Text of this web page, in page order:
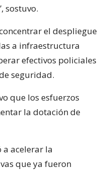
sostuvo.
el despliegue
a infraestructura
efectivos policiales
seguridad.
que los esfuerzos
la dotación de
acelerar la
que ya fueron